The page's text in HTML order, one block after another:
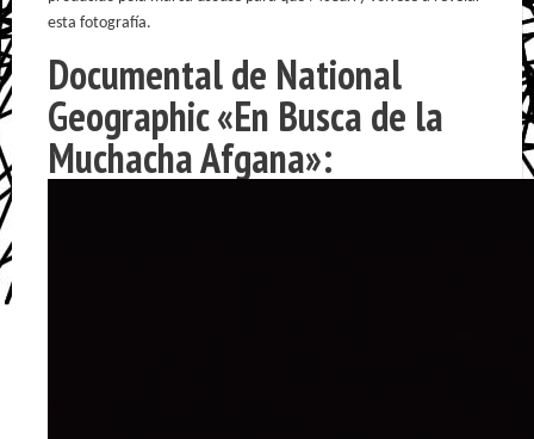
esta fotografía.
Documental de National
Geographic «En Busca de la
Muchacha Afgana»: